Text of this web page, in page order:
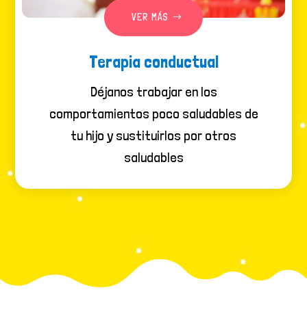
VER MÁS
Terapia conductual
Déjanos trabajar en los
comportamientos poco saludables de
tu hijo y sustituirlos por otros
saludables